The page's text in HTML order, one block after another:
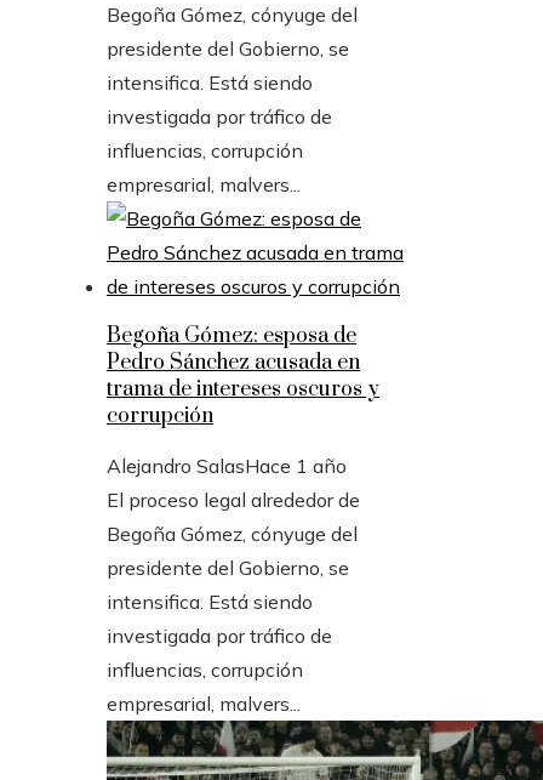
Begoña Gómez, cónyuge del
presidente del Gobierno, se
intensifica. Está siendo
investigada por tráfico de
influencias, corrupción
empresarial, malvers...
Begoña Gómez: esposa de
Pedro Sánchez acusada en
trama de intereses oscuros y
corrupción
Alejandro SalasHace 1 año
El proceso legal alrededor de
Begoña Gómez, cónyuge del
presidente del Gobierno, se
intensifica. Está siendo
investigada por tráfico de
influencias, corrupción
empresarial, malvers...